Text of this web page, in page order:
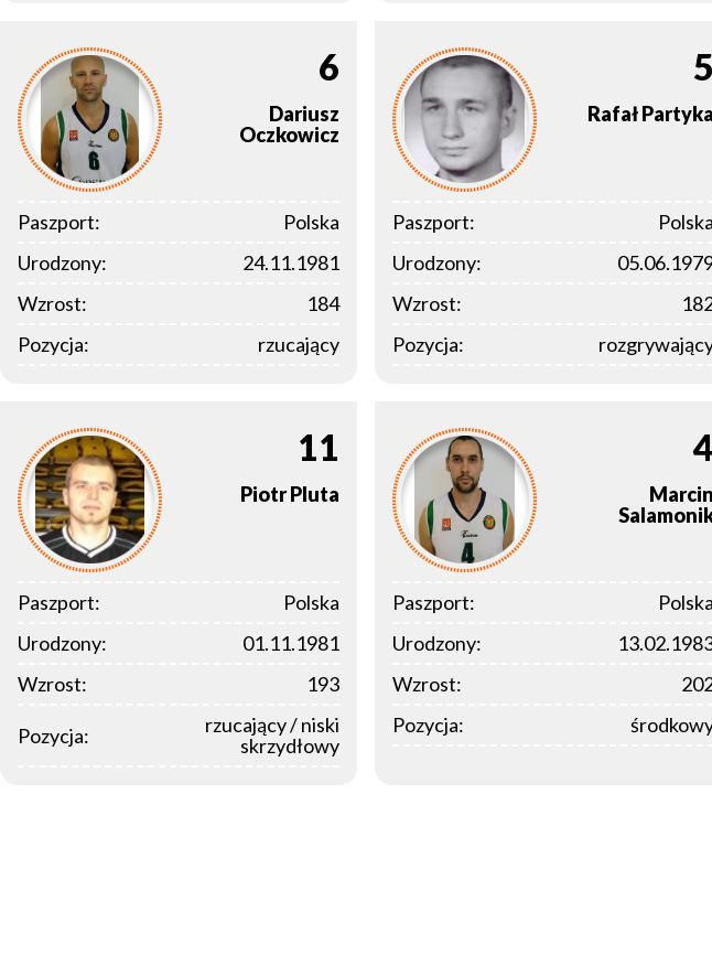
6
Dariusz
Oczkowicz
Paszport:
Polska
Urodzony:
24.11.1981
Wzrost:
184
Pozycja:
rzucający
5
RafałPartyka
Paszport:
Polska
Urodzony:
Wzrost:
Pozycja:
11
PiotrPluta
Paszport:
Polska
Urodzony:
01.11.1981
Wzrost:
193
Pozycja:
rzucający / niski
skrzydłowy
4
Marcin
Paszport:
Polska
Urodzony:
Wzrost:
Pozycja: